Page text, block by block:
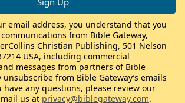
email address, you understand that you
from Bible Gateway,
Christian Publishing, 501 Nelson
USA, including commercial
messages from partners of Bible
unsubscribe from Bible Gateway’s emails
have any questions, please review our
us at privacy@biblegateway.com.